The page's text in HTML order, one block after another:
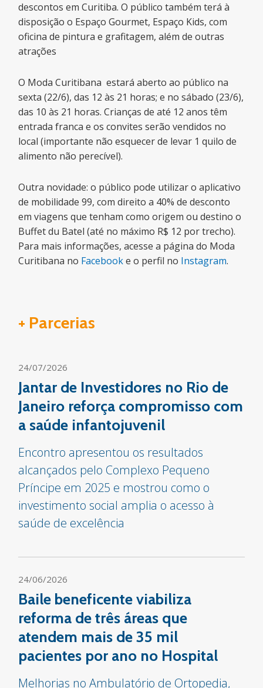
descontos em Curitiba. O público também terá à
disposição o Espaço Gourmet, Espaço Kids, com
oficina de pintura e grafitagem, além de outras
atrações
O Moda Curitibana estará aberto ao público na
sexta (22/6), das 12 às 21 horas; e no sábado (23/6),
das 10 às 21 horas. Crianças de até 12 anos têm
entrada franca e os convites serão vendidos no
local (importante não esquecer de levar 1 quilo de
alimento não perecível).
Outra novidade: o público pode utilizar o aplicativo
de mobilidade 99, com direito a 40% de desconto
em viagens que tenham como origem ou destino o
Buffet du Batel (até no máximo R$ 12 por trecho).
Para mais informações, acesse a página do Moda
Curitibana no Facebooke o perfil no Instagram.
+ Parcerias
24/07/2026
Jantar de Investidores no Rio de
Janeiro reforça compromisso com
a saúde infantojuvenil
Encontro apresentou os resultados
alcançados pelo Complexo Pequeno
Príncipe em 2025 e mostrou como o
investimento social amplia o acesso à
saúde de excelência
24/06/2026
Baile beneficente viabiliza
reforma de três áreas que
atendem mais de 35 mil
pacientes por ano no Hospital
Melhorias no Ambulatório de Ortopedia,